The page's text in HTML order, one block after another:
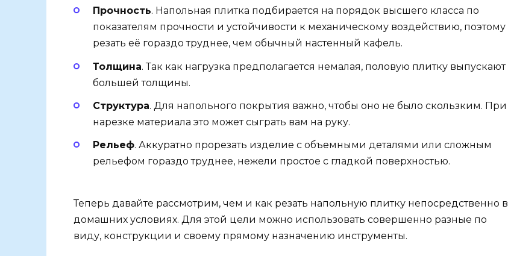
Прочность. Напольная плитка подбирается на порядок высшего класса по
показателям прочности и устойчивости к механическому воздействию, поэтому
резать её гораздо труднее, чем обычный настенный кафель.
Толщина. Так как нагрузка предполагается немалая, половую плитку выпускают
большей толщины.
Структура. Для напольного покрытия важно, чтобы оно не было скользким. При
нарезке материала это может сыграть вам на руку.
Рельеф. Аккуратно прорезать изделие с объемными деталями или сложным
рельефом гораздо труднее, нежели простое с гладкой поверхностью.
Теперь давайте рассмотрим, чем и как резать напольную плитку непосредственно в
домашних условиях. Для этой цели можно использовать совершенно разные по
виду, конструкции и своему прямому назначению инструменты.